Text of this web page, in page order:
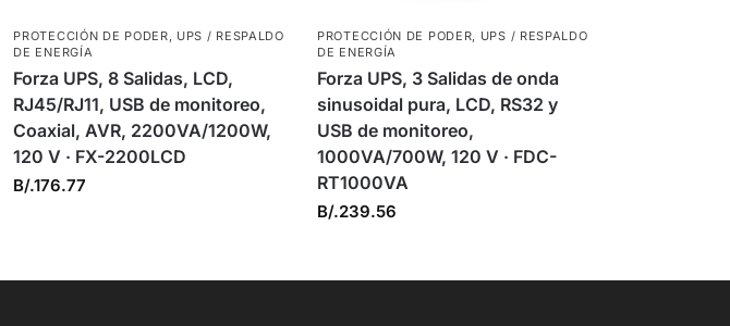
PROTECCIÓN DE PODER
UPS / RESPALDO
DE ENERGÍA
Forza UPS, 8 Salidas, LCD,
RJ45/RJ11, USB de monitoreo,
Coaxial, AVR, 2200VA/1200W,
120 V · FX-2200LCD
B/.176.77
PROTECCIÓN DE PODER
UPS / RESPALDO
DE ENERGÍA
Forza UPS, 3 Salidas de onda
sinusoidal pura, LCD, RS32 y
USB de monitoreo,
1000VA/700W, 120 V · FDC-
RT1000VA
B/.239.56